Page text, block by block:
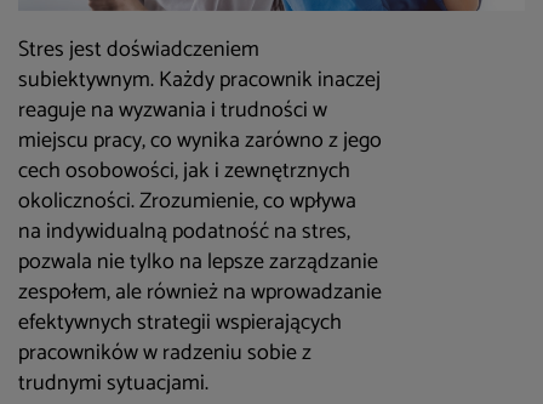
Stres jest doświadczeniem
subiektywnym. Każdy pracownik inaczej
reaguje na wyzwania i trudności w
miejscu pracy, co wynika zarówno z jego
cech osobowości, jak i zewnętrznych
okoliczności. Zrozumienie, co wpływa
na indywidualną podatność na stres,
pozwala nie tylko na lepsze zarządzanie
zespołem, ale również na wprowadzanie
efektywnych strategii wspierających
pracowników w radzeniu sobie z
trudnymi sytuacjami.